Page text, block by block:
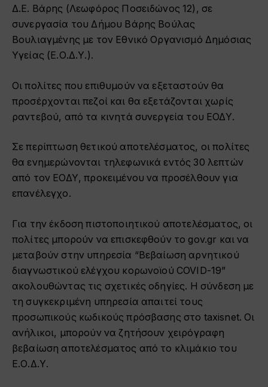
Δ.Ε. Βάρης (Λεωφόρος Ποσειδώνος 12), σε
συνεργασία του Δήμου Βάρης Βούλας
Βουλιαγμένης με τον Εθνικό Οργανισμό Δημόσιας
Υγείας (Ε.Ο.Δ.Υ.).
Οι πολίτες που επιθυμούν να εξεταστούν θα
προσέρχονται πεζοί και θα εξετάζονται χωρίς
ραντεβού, από τα κινητά συνεργεία του ΕΟΔΥ.
Σε περίπτωση θετικού αποτελέσματος, οι πολίτες
θα ενημερώνονται τηλεφωνικά εντός 30 λεπτών
από τον ΕΟΔΥ, προκειμένου να προσέλθουν για
επανέλεγχο.
Για την έκδοση πιστοποιητικού αποτελέσματος, οι
πολίτες μπορούν να επισκεφθούν το gov.gr και να
μεταβούν στην υπηρεσία “Βεβαίωση αρνητικού
διαγνωστικού ελέγχου κορωνοϊού COVID-19”
ακολουθώντας τις σχετικές οδηγίες. Η σύνδεση με
τη συγκεκριμένη υπηρεσία απαιτεί τους
προσωπικούς κωδικούς πρόσβασης στο taxisnet. Οι
ανήλικοι, μπορούν να ζητήσουν χειρόγραφη
βεβαίωση αποτελέσματος από το κλιμάκιο του
Ε.Ο.Δ.Υ.